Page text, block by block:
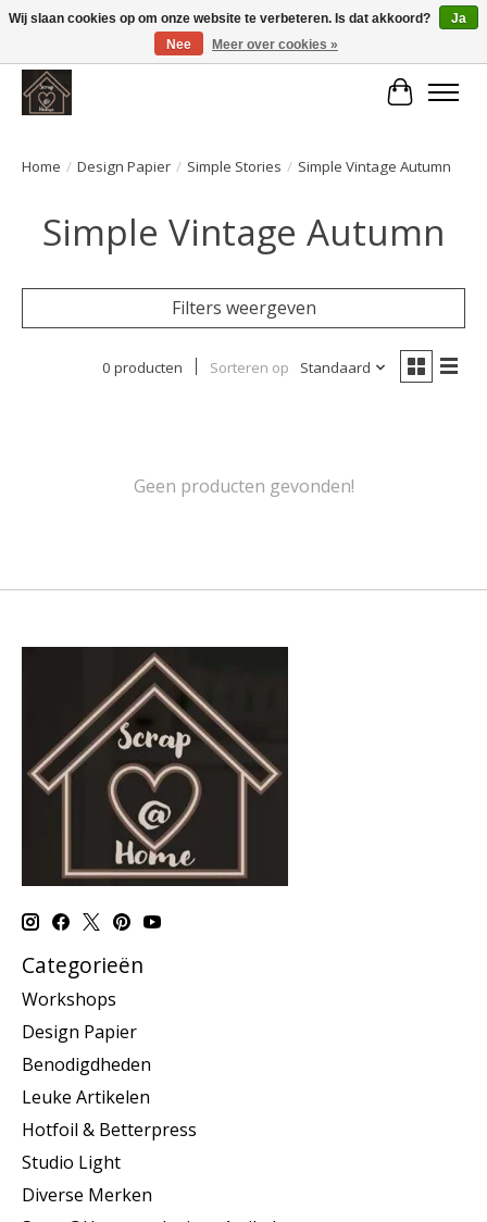
Large selection of products and fast shipping!
Home / Design Papier / Simple Stories / Simple Vintage Autumn
Simple Vintage Autumn
Filters weergeven
0 producten Sorteren op Standaard
Geen producten gevonden!
Categorieën
Workshops
Design Papier
Benodigdheden
Leuke Artikelen
Hotfoil & Betterpress
Studio Light
Diverse Merken
Wij slaan cookies op om onze website te verbeteren. Is dat akkoord?
Ja
Nee
Meer over cookies »